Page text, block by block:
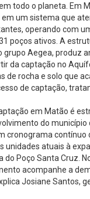
todo o planeta. Em
um sistema que
operando com
poços ativos. A
grupo Aegea, produz
da captação no
de rocha e solo que
de captação,
em Matão é
do município
cronograma
unidades atuais à
do Poço Santa Cruz.
acompanhe a
Josiane Santos,